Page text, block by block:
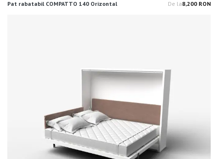
Pat rabatabil COMPATTO 140 Orizontal De la8,200 RON